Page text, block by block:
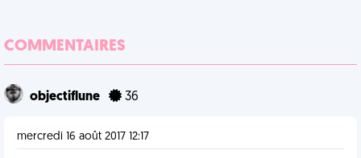
COMMENTAIRES
objectiflune 36
mercredi 16 août 2017 12:17